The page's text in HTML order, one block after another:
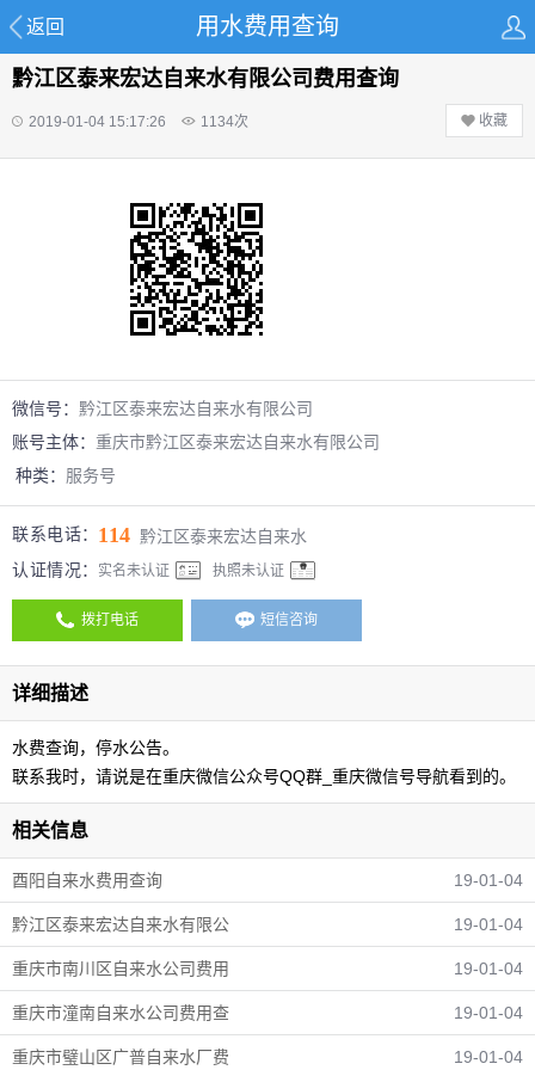
返回 用水费用查询
黔江区泰来宏达自来水有限公司费用查询
2019-01-04 15:17:26 1134次 收藏
微信号： 黔江区泰来宏达自来水有限公司
账号主体： 重庆市黔江区泰来宏达自来水有限公司
种类： 服务号
联系电话： 114 黔江区泰来宏达自来水
认证情况：
实名未认证 执照未认证
拨打电话 短信咨询
详细描述
水费查询，停水公告。
联系我时，请说是在重庆微信公众号QQ群_重庆微信号导航看到的。
相关信息
酉阳自来水费用查询 19-01-04
黔江区泰来宏达自来水有限公 19-01-04
重庆市南川区自来水公司费用 19-01-04
重庆市潼南自来水公司费用查 19-01-04
重庆市璧山区广普自来水厂费 19-01-04